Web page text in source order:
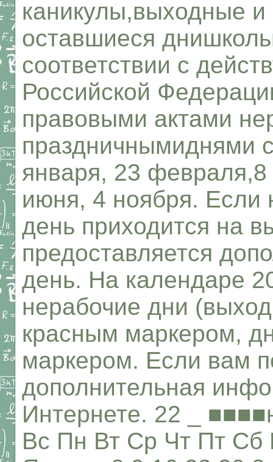
каникулы,выходные
оставшиеся
соответствии с
Российской
правовыми актами
праздничнымиднями
января, 23
июня, 4 ноября. Если
день приходится на
предоставляется
день. На календаре
нерабочие дни
красным маркером,
маркером. Если вам
дополнительная
Интернете. 22 _
Вс Пн Вт Ср Чт Пт